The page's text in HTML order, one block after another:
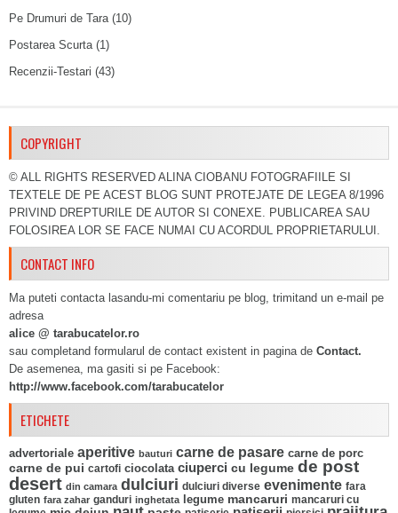
Pe Drumuri de Tara(10)
Postarea Scurta(1)
Recenzii-Testari (43)
COPYRIGHT
© ALL RIGHTS RESERVED ALINA CIOBANU FOTOGRAFIILE SI
TEXTELE DE PE ACEST BLOG SUNT PROTEJATE DE LEGEA 8/1996
PRIVIND DREPTURILE DE AUTOR SI CONEXE. PUBLICAREA SAU
FOLOSIREA LOR SE FACE NUMAI CU ACORDUL PROPRIETARULUI.
CONTACT INFO
Ma puteti contacta lasandu-mi comentariu pe blog, trimitand un e-mail pe
adresa
alice @ tarabucatelor.ro
sau completand formularul de contact existent in pagina de Contact.
De asemenea, ma gasiti si pe Facebook:
http://www.facebook.com/tarabucatelor
ETICHETE
advertoriale aperitive bauturi carne de pasare carne de porc
carne de pui cartofi ciocolata ciuperci cu legume de post
desert din camara dulciuri dulciuri diverse evenimente fara
gluten fara zahar ganduri inghetata legume mancaruri mancaruri cu